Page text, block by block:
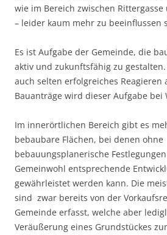
wie im Bereich zwischen
– leider kaum mehr zu beeinflussen
Es ist Aufgabe der Gemeinde, die
aktiv und zukunftsfähig zu
auch selten erfolgreiches Reagieren
Bauanträge wird dieser Aufgabe bei
Im innerörtlichen Bereich gibt es
bebaubare Flächen, bei denen ohne
bebauungsplanerische
Gemeinwohl entsprechende
gewährleistet werden kann. Die
sind zwar bereits von der
Gemeinde erfasst, welche aber
Veräußerung eines Grundstückes